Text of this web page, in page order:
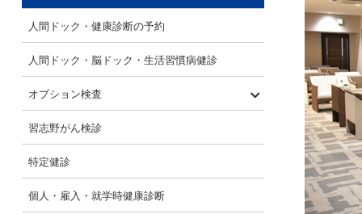
人間ドック・健康診断の予約
人間ドック・脳ドック・生活習慣病健診
オプション検査
習志野がん検診
特定健診
個人・雇入・就学時健康診断